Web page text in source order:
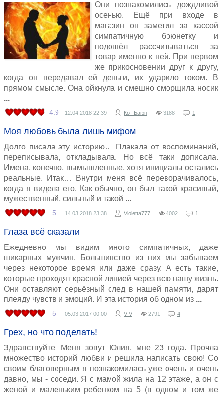
Они познакомились дождливой
осенью. Ещё при входе в
магазин он заметил за кассой
симпатичную брюнетку и
подошёл рассчитываться за
товар именно к ней. При первом
же прикосновении друг к другу,
когда он передавал ей деньги, их ударило током. В
прямом смысле. Она ойкнула и смешно сморщила носик
4.9 12.04.2018 22:39 Кот Баюн 3188 1
Моя любовь была лишь мифом
Долго писала эту историю… Плакала от воспоминаний,
переписывала, откладывала. Но всё таки дописала.
Имена, конечно, вымышленные, хотя инициалы остались
реальные. Итак… Внутри меня всё переворачивалось,
когда я видела его. Как обычно, он был такой красивый,
мужественный, сильный и такой
5 14.03.2018 23:38 Violetta777 4002 1
Глаза всё сказали
Ежедневно мы видим много симпатичных, даже
шикарных мужчин. Большинство из них мы забываем
через некоторое время или даже сразу. А есть такие,
которые проходят красной линией через всю нашу жизнь.
Они оставляют серьёзный след в нашей памяти, дарят
плеяду чувств и эмоций. И эта история об одном из
5 05.03.2017 00:00 V V 2791 4
Грех, но что поделать!
Здравствуйте. Меня зовут Юлия, мне 23 года. Прочла
множество историй любви и решила написать свою! Со
своим благоверным я познакомилась уже очень и очень
давно, мы - соседи. Я с мамой жила на 12 этаже, а он с
женой и маленьким ребенком на 5 (в одном и том же